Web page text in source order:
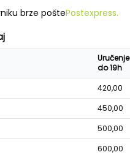
brze poštePostexpress.
Uručenje
do 19h
420,00
450,00
500,00
600,00